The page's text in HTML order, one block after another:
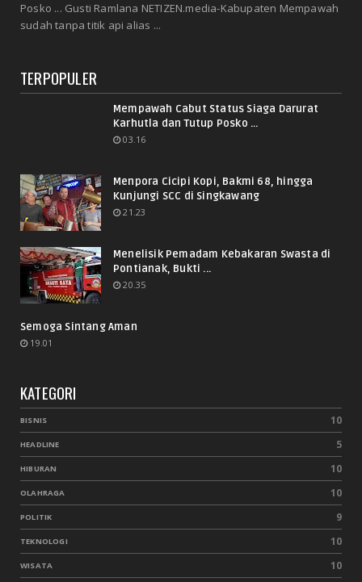
Posko ... Gusti Ramlana NETIZEN.media-Kabupaten Mempawah
sudah tanpa titik api alias ...
TERPOPULER
Mempawah Cabut Status Siaga Darurat
Karhutla dan Tutup Posko ...
03.16
Menpora Cicipi Kopi, Bakmi 68, hingga
Kunjungi SCC di Singkawang
21.23
Menelisik Pemadam Kebakaran Swasta di
Pontianak, Bukti ...
20.35
Semoga Sintang Aman
19.01
KATEGORI
BISNIS 10
HEADLINE 5
HIBURAN 10
OLAHRAGA 10
POLITIK 9
TEKNOLOGI 10
WISATA 10